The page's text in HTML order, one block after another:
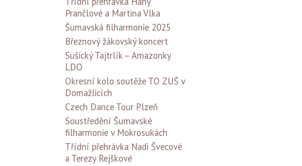
Prančlové a Martina Vlka
Šumavská filharmonie 2025
Březnový žákovský koncert
Sušický Tajtrlík – Amazonky
LDO
Okresní kolo soutěže TO ZUŠ v
Domažlicích
Czech Dance Tour Plzeň
Soustředění Šumavské
filharmonie v Mokrosukách
Třídní přehrávka Nadi Švecové
a Terezy Rejškové